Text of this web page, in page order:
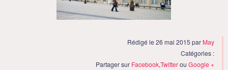
Rédigé le 26 mai 2015 par May
Catégories :
Partager sur Facebook,TwitterouGoogle +